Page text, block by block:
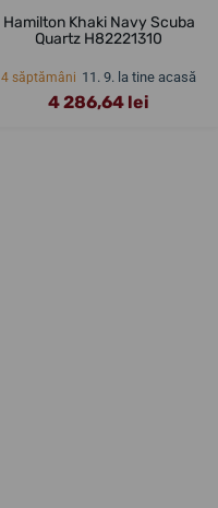
Hamilton Khaki Navy Scuba
Quartz H82221310
4 săptămâni 11. 9. la tine acasă
4 286,64 lei